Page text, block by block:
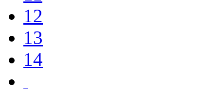
12
13
14